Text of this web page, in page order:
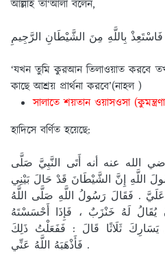
আল্লাহ তা‘আলা বলেন,
بِاللَّهِ مِنَ الشَّيْطَانِ الرَّجِيمِ
‘যখন তুমি কুরআন তিলাওয়াত করবে
কাছে আশ্রয় প্রার্থনা করবে’(নাহল )
সালাতে শয়তান ওয়াসওসা
হাদিসে বর্ণিত হয়েছে:
الله عنه أنه أَتَى النَّبِيَّ صَلَّى
اللَّهِ إِنَّ الشَّيْطَانَ قَدْ حَالَ بَيْنِي
عَلَيَّ . فَقَالَ رَسُولُ اللَّهِ صَلَّى اللَّهُ
لَهُ خَنْزَبٌ ، فَإِذَا أَحْسَسْتَهُ
يَسَارِكَ ثَلَاثًا قَالَ : فَفَعَلْتُ ذَلِكَ
فَأَذْهَبَهُ اللَّهُ عَنِّي .